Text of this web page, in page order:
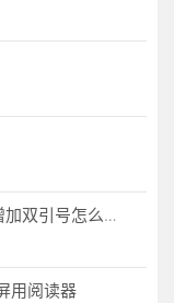
EXCEL表格复制出来，自动增加双引号怎么解决？
用阅读器